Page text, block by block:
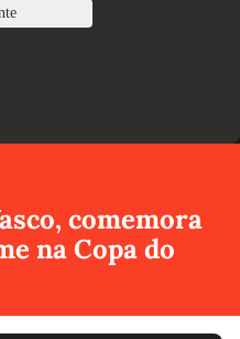
comemora
na Copa do